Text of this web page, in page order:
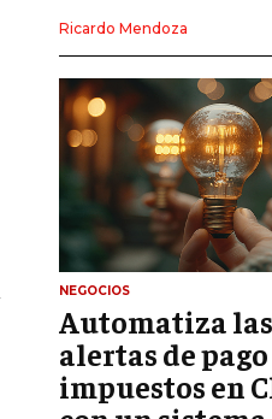
TALENTO
RECLUTAMIENTO Y
DESARROLLO DE
GESTIÓN DEL DESEMPEÑO
CULTURA Y CLIMA
ÉTICA EMPRESARIAL Y
RESPONSABILIDAD SOCIAL
BLOG
Ricardo Mendoza
NEGOCIOS
Automatiza las
alertas de pago
impuestos en